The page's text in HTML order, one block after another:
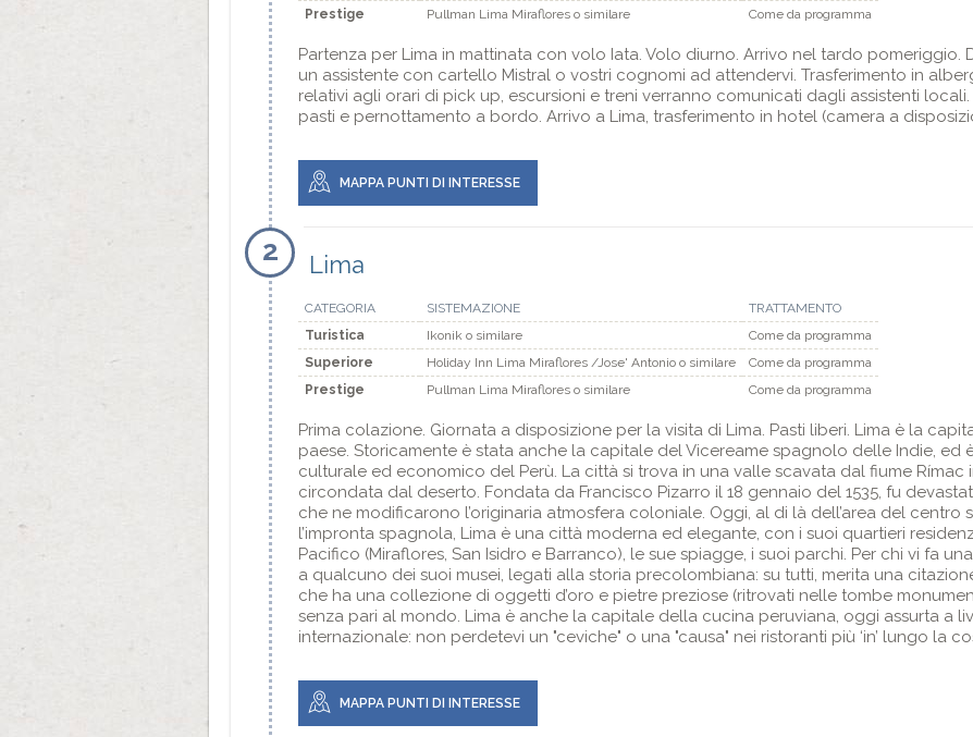
Prestige
Pullman Lima Miraflores o similare Come da programma
Partenza per Lima in mattinata con volo Iata. Volo diurno. Arrivo nel tardo
un assistente con cartello Mistral o vostri cognomi ad attendervi. Trasferimento in
relativi agli orari di pick up, escursioni e treni verranno comunicati dagli assistenti
pasti e pernottamento a bordo. Arrivo a Lima, trasferimento in hotel (camera a
MAPPA PUNTI DI INTERESSE
2 Lima
CATEGORIA SISTEMAZIONE
TRATTAMENTO
Turistica
Ikonik o similare
Come da programma
Superiore
Holiday Inn Lima Miraflores /Jose' Antonio o similare
Come da programma
Prestige
Pullman Lima Miraflores o similare Come da programma
Prima colazione. Giornata a disposizione per la visita di Lima. Pasti liberi. Lima è la
paese. Storicamente è stata anche la capitale del Vicereame spagnolo delle Indie, ed
culturale ed economico del Perù. La città si trova in una valle scavata dal fiume Rímac
circondata dal deserto. Fondata da Francisco Pizarro il 18 gennaio del 1535, fu
che ne modificarono l’originaria atmosfera coloniale. Oggi, al di là dell’area del centro
l’impronta spagnola, Lima è una città moderna ed elegante, con i suoi quartieri
Pacifico (Miraflores, San Isidro e Barranco), le sue spiagge, i suoi parchi. Per chi vi fa
a qualcuno dei suoi musei, legati alla storia precolombiana: su tutti, merita una
che ha una collezione di oggetti d’oro e pietre preziose (ritrovati nelle tombe
senza pari al mondo. Lima è anche la capitale della cucina peruviana, oggi assurta a
internazionale: non perdetevi un "ceviche" o una "causa" nei ristoranti più ‘in’ lungo la
MAPPA PUNTI DI INTERESSE